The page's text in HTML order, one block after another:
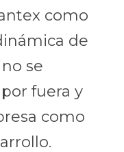
como
de
se
fuera y
como